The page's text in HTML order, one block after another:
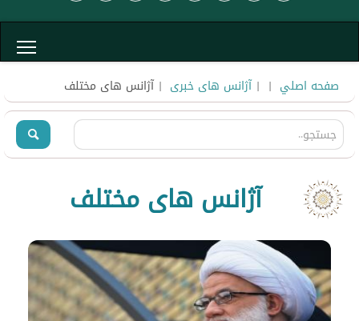
صفحه اصلي |
|آژانس های خبری | آژانس های مختلف
آژانس های مختلف